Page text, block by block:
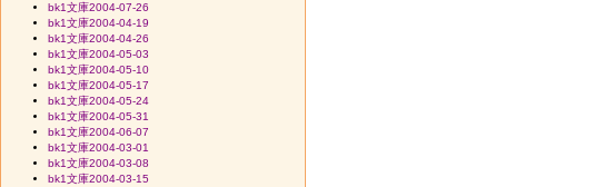
bk1文庫2004-07-26
bk1文庫2004-04-19
bk1文庫2004-04-26
bk1文庫2004-05-03
bk1文庫2004-05-10
bk1文庫2004-05-17
bk1文庫2004-05-24
bk1文庫2004-05-31
bk1文庫2004-06-07
bk1文庫2004-03-01
bk1文庫2004-03-08
bk1文庫2004-03-15